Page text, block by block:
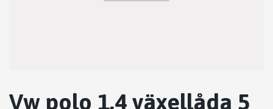
Vw polo 1.4 växellåda 5